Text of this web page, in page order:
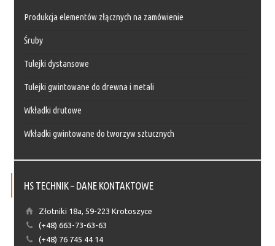
Produkcja elementów złącznych na zamówienie
Śruby
Tulejki dystansowe
Tulejki gwintowane do drewna i metali
Wkładki drutowe
Wkładki gwintowane do tworzyw sztucznych
HS TECHNIK – DANE KONTAKTOWE
Złotniki 18a, 59-223 Krotoszyce
(+48) 663-73-63-63
(+48) 76 745 44 14